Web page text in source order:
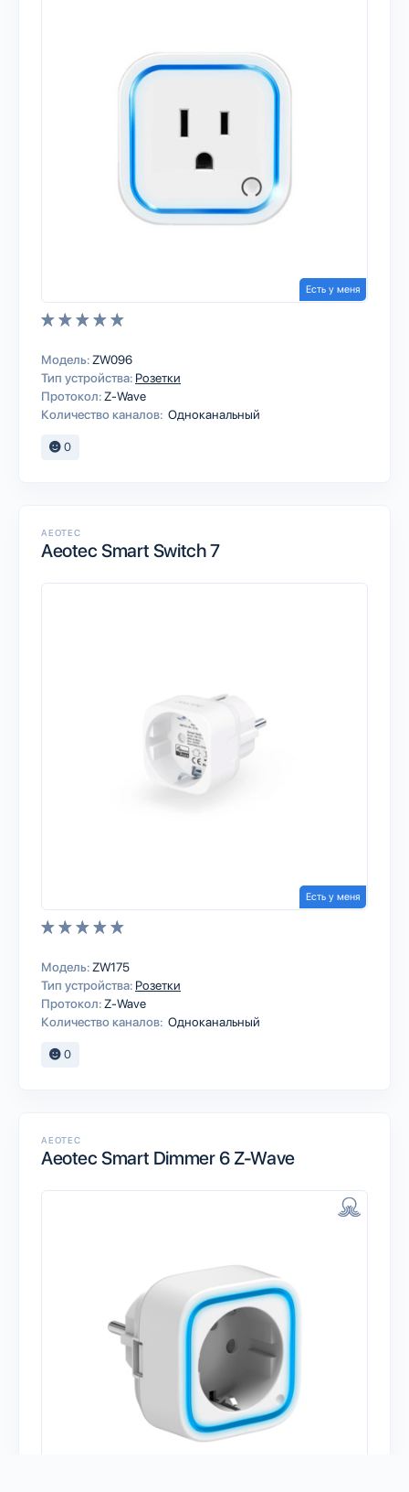
Есть у меня
Модель: ZW096
Тип устройства: Розетки
Протокол: Z-Wave
Количество каналов: Одноканальный
0
AEOTEC
Aeotec Smart Switch 7
Есть у меня
Модель: ZW175
Тип устройства: Розетки
Протокол: Z-Wave
Количество каналов: Одноканальный
0
AEOTEC
Aeotec Smart Dimmer 6 Z-Wave